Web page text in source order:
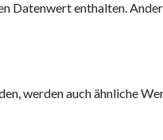
Datenwert enthalten.
werden auch ähnliche